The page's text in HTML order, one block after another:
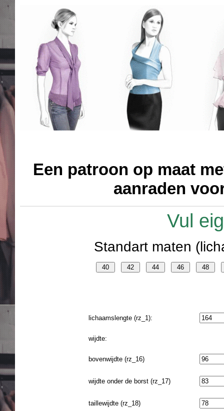
Een patroon op maat
aanraden
Vul
Standart maten
lichaamslengte (rz_1):
wijdte:
bovenwijdte (rz_16)
wijdte onder de borst (rz_17)
taillewijdte (rz_18)